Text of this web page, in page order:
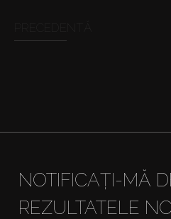
Agenți
NOTIFICAȚI-MĂ
REZULTATELE